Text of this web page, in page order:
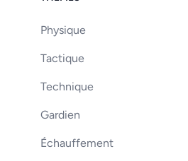
Physique
Tactique
Technique
Gardien
Échauffement